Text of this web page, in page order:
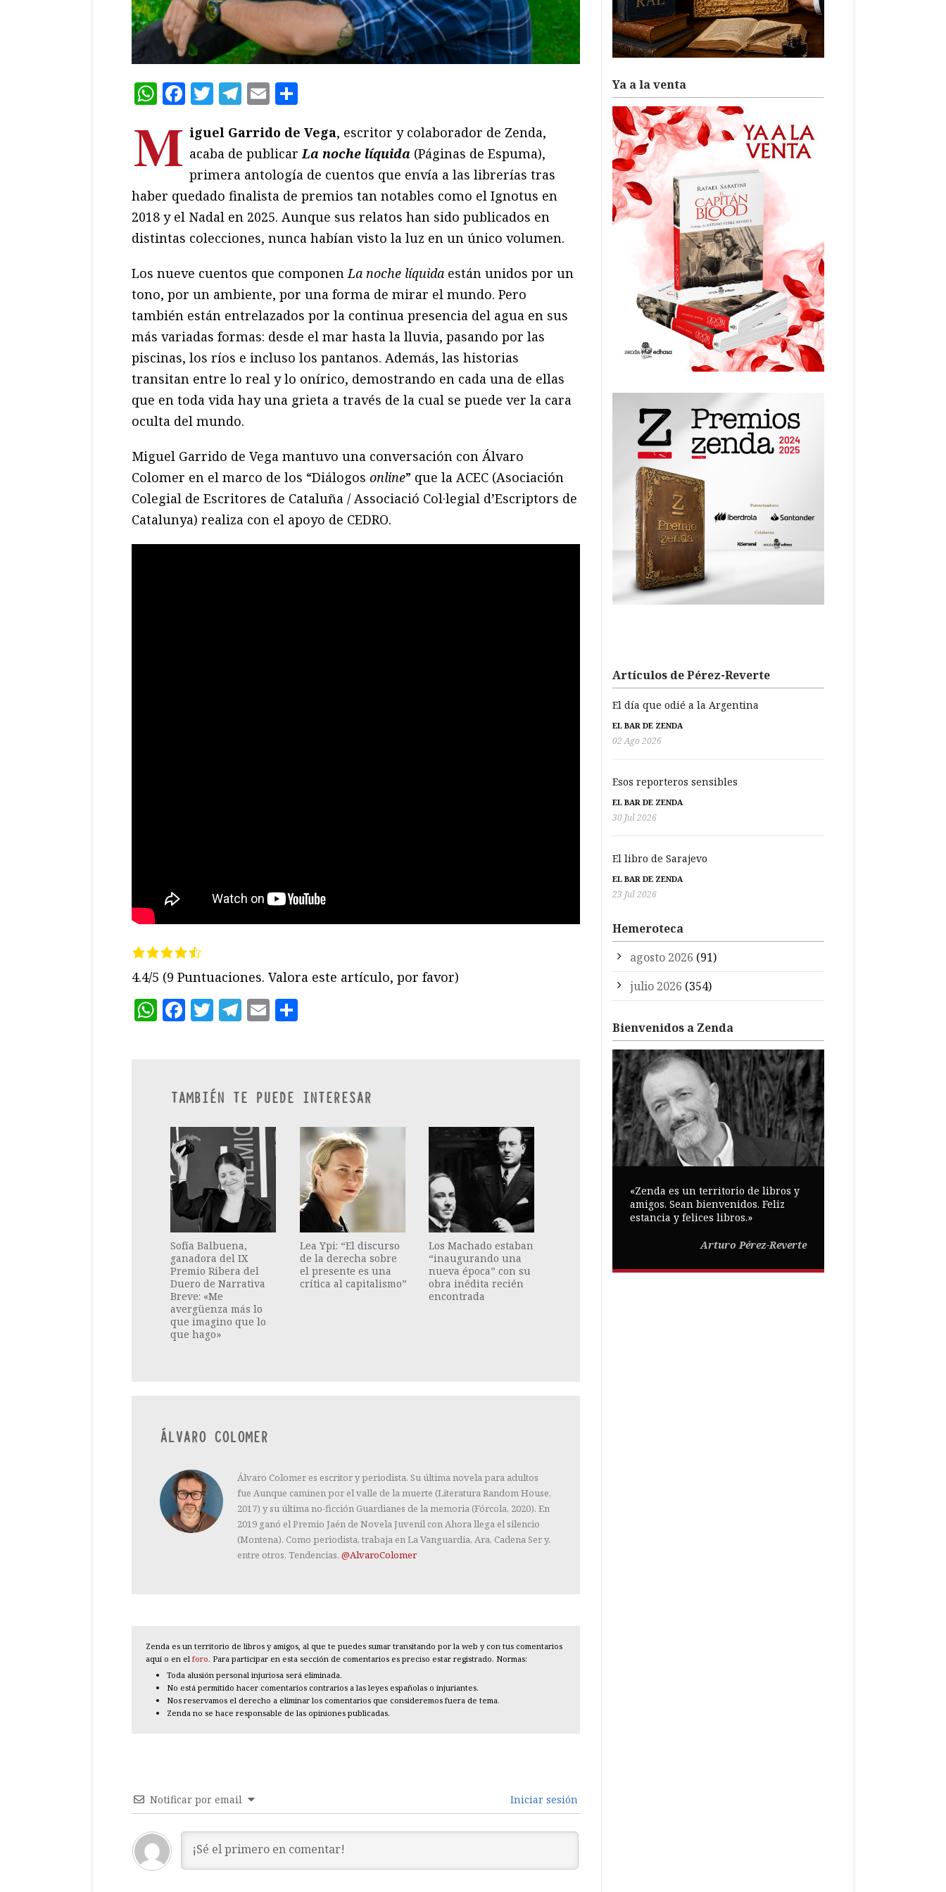
WhatsApp
Facebook
Twitter
Telegram
Email
M iguel Garrido de Vega, escritor y colaborador de Zenda,
acaba de publicarLa noche líquida (Páginas de Espuma),
primera antología de cuentos que envía a las librerías tras
haber quedado finalista de premios tan notables como el Ignotus en
2018 y el Nadal en 2025. Aunque sus relatos han sido publicados en
distintas colecciones, nunca habían visto la luz en un único volumen.
Los nueve cuentos que componenLa noche líquida están unidos por un
tono, por un ambiente, por una forma de mirar el mundo. Pero
también están entrelazados por la continua presencia del agua en sus
más variadas formas: desde el mar hasta la lluvia, pasando por las
piscinas, los ríos e incluso los pantanos. Además, las historias
transitan entre lo real y lo onírico, demostrando en cada una de ellas
que en toda vida hay una grieta a través de la cual se puede ver la cara
oculta del mundo.
Miguel Garrido de Vega mantuvo una conversación con Álvaro
Colomer en el marco de los “Diálogos online” que la ACEC (Asociación
Colegial de Escritores de Cataluña / Associació Col·legial d’Escriptors de
Catalunya) realiza con el apoyo de CEDRO.
4.4/5 (9 Puntuaciones. Valora este artículo, por favor)
WhatsApp
Facebook
Twitter
Telegram
Email
TAMBIÉN TE PUEDE INTERESAR
Sofía Balbuena,
ganadora del IX
Premio Ribera del
Duero de Narrativa
Breve: «Me
avergüenza más lo
que imagino que lo
que hago»
Lea Ypi: “El discurso
de la derecha sobre
el presente es una
crítica al capitalismo”
Los Machado estaban
“inaugurando una
nueva época” con su
obra inédita recién
encontrada
ÁLVARO COLOMER
Álvaro Colomer es escritor y periodista. Su última novela para adultos
fue Aunque caminen por el valle de la muerte (Literatura Random House,
2017) y su última no-ficción Guardianes de la memoria (Fórcola, 2020). En
2019 ganó el Premio Jaén de Novela Juvenil con Ahora llega el silencio
(Montena). Como periodista, trabaja en La Vanguardia, Ara, Cadena Ser y,
entre otros, Tendencias. @AlvaroColomer
Zenda es un territorio de libros y amigos, al que te puedes sumar transitando por la web y con tus comentarios
aquí o en el foro. Para participar en esta sección de comentarios es preciso estar registrado. Normas:
Toda alusión personal injuriosa será eliminada.
No está permitido hacer comentarios contrarios a las leyes españolas o injuriantes.
Nos reservamos el derecho a eliminar los comentarios que consideremos fuera de tema.
Zenda no se hace responsable de las opiniones publicadas.
Notificar por email Iniciar sesión
Ya a la venta
Artículos de Pérez-Reverte
El día que odié a la Argentina
EL BAR DE ZENDA
02 Ago 2026
Esos reporteros sensibles
EL BAR DE ZENDA
30 Jul 2026
El libro de Sarajevo
EL BAR DE ZENDA
23 Jul 2026
Hemeroteca
agosto 2026 (91)
julio 2026 (354)
Bienvenidos a Zenda
«Zenda es un territorio de libros y
amigos. Sean bienvenidos. Feliz
estancia y felices libros.»
Arturo Pérez-Reverte